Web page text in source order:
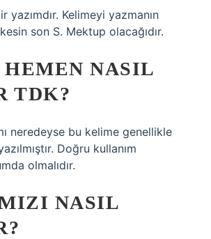
yazımdır. Kelimeyi yazmanın
son S. Mektup olacağıdır.
NASIL
TDK?
neredeyse bu kelime genellikle
Doğru kullanım
olmalıdır.
NASIL